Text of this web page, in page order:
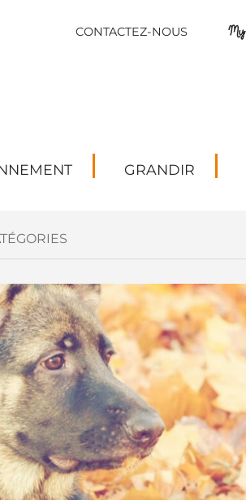
CONTACTEZ-NOUS
GRANDIR